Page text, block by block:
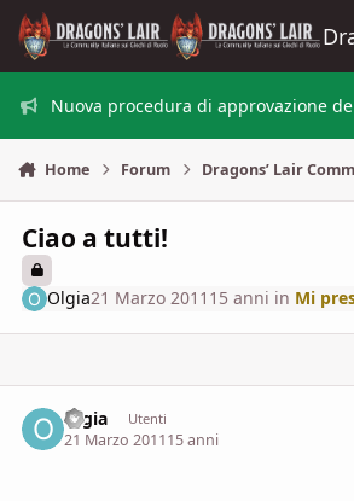
Vai al contenuto
Nuova procedura di approvazione
Home Forum Dragons’ Lair
Ciao a tutti!
Olgia21 Marzo 2011 15 anni in Mi
Olgia Utenti
21 Marzo 201115 anni